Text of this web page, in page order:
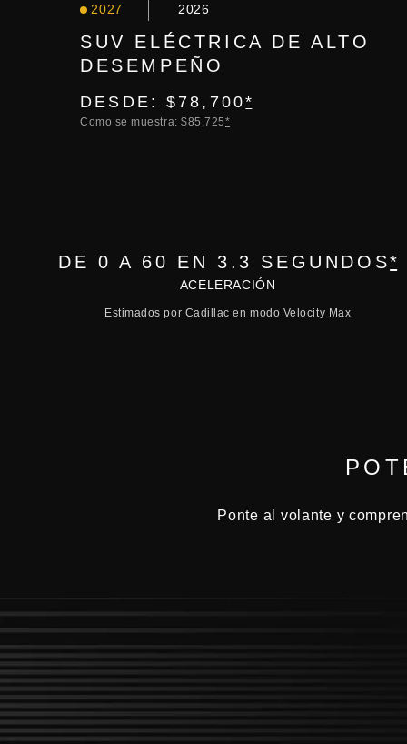
2027 2026
SUV ELÉCTRICA DE ALTO
DESEMPEÑO
DESDE: $78,700*
Como se muestra: $85,725*
DE 0 A 60 EN 3.3 SEGUNDOS*
ACELERACIÓN
Estimados por Cadillac en modo Velocity Max
Ponte al volante y